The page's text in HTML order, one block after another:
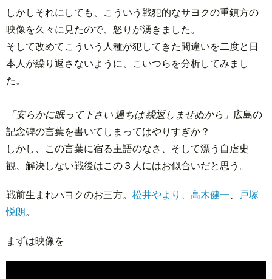
しかしそれにしても、こういう戦犯的なサヨクの重鎮方の
映像を久々に見たので、怒りが湧きました。
そして改めてこういう人種が犯してきた間違いを二度と日
本人が繰り返さないように、こいつらを分析してみまし
た。
「安らかに眠って下さい 過ちは 繰返しませぬから」 広島の
記念碑の言葉を書いてしまってはやりすぎか？
しかし、この言葉に宿る主語のなさ、そして漂う自虐史
観、解決しない戦後はこの３人にはお似合いだと思う。
戦前生まれパヨクのお三方。 松井やより 高木健一
戸塚
悦朗。
まずは映像を